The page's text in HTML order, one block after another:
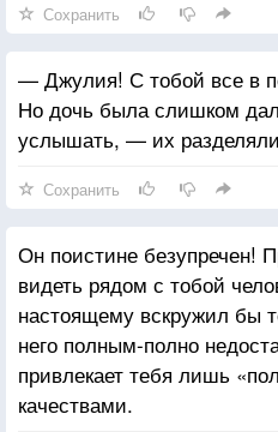
Сохранить
— Джулия! С тобой все в
Но дочь была слишком
услышать, — их
Сохранить
Он поистине безупречен!
видеть рядом с тобой
настоящему вскружил бы
него полным-полно
привлекает тебя лишь
качествами.